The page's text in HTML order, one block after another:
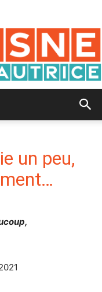
un peu,